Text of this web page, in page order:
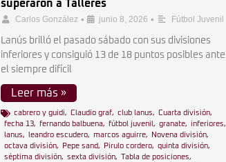
superaron a Talleres
Carlos González • junio 8, 2026 • Fútbol Juvenil
Lanús brilló el pasado sábado con sus divisiones
inferiores y consiguió 13 de 18 puntos posibles ante
el siempre difícil
Leer más »
cabrero y guidi, Claudio graf, club lanus, Cuarta división,
fecha 13, fernando balbuena, fútbol juvenil , granate, inferiores,
lanus, leandro escudero, marcos aguirre, Novena división,
octava división, Pepe sand, Pirulo cordero, quinta división,
séptima división, sexta división, Tabla de posiciones,